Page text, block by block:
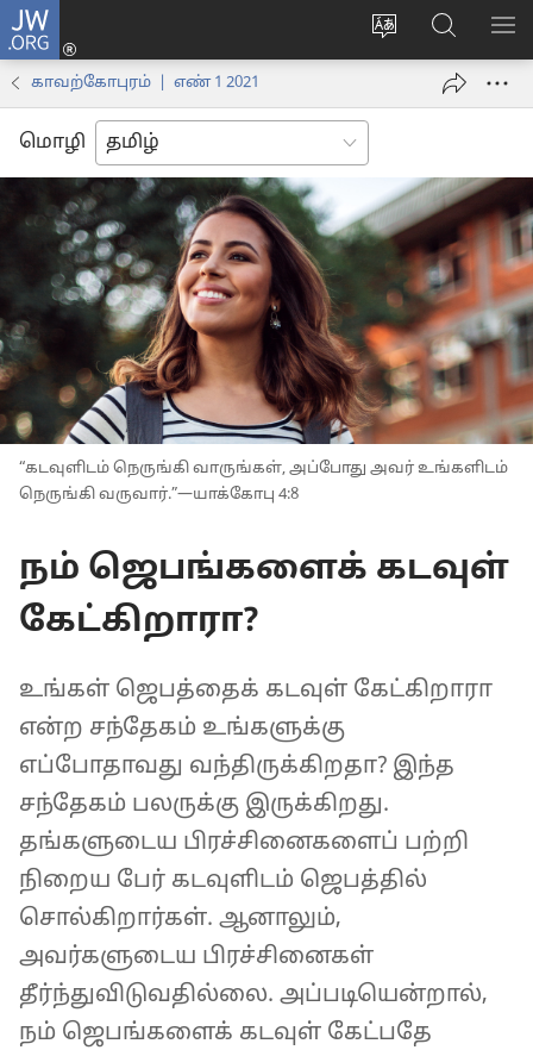
JW.ORG
மொழியை
மாற்றவும்
உள்நுழைக
window)
JW.ORG-
ல்
தேடவும்
காவற்கோபுரம் | எண் 1 2021
மொழி
“கடவுளிடம் நெருங்கி வாருங்கள், அப்போது அவர் உங்களிடம்
நெருங்கி வருவார்.”—யாக்கோபு 4:8
நம் ஜெபங்களைக் கடவுள்
கேட்கிறாரா?
உங்கள் ஜெபத்தைக் கடவுள் கேட்கிறாரா
என்ற சந்தேகம் உங்களுக்கு
எப்போதாவது வந்திருக்கிறதா? இந்த
சந்தேகம் பலருக்கு இருக்கிறது.
தங்களுடைய பிரச்சினைகளைப் பற்றி
நிறைய பேர் கடவுளிடம் ஜெபத்தில்
சொல்கிறார்கள். ஆனாலும்,
அவர்களுடைய பிரச்சினைகள்
தீர்ந்துவிடுவதில்லை. அப்படியென்றால்,
நம் ஜெபங்களைக் கடவுள் கேட்பதே